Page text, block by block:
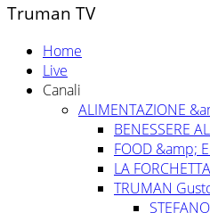
Truman TV
Home
Live
Canali
ALIMENTAZIONE
BENESSERE
FOOD &amp;
LA
TRUMAN